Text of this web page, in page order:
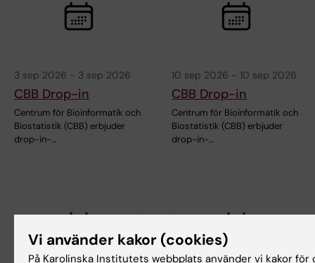
3 sep 2026 - 3 sep 2026
CBB Drop-in
Centrum för Bioinformatik och
Biostatistik (CBB) erbjuder
drop-in-…
10 sep 2026 - 10 sep 2026
CBB Drop-in
Centrum för Bioinformatik och
Biostatistik (CBB) erbjuder
drop-in-…
Vi använder kakor (cookies)
På Karolinska Institutets webbplats använder vi kakor för